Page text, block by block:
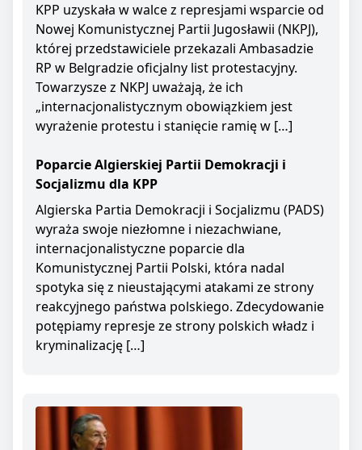
KPP uzyskała w walce z represjami wsparcie od
Nowej Komunistycznej Partii Jugosławii (NKPJ),
której przedstawiciele przekazali Ambasadzie
RP w Belgradzie oficjalny list protestacyjny.
Towarzysze z NKPJ uważają, że ich
„internacjonalistycznym obowiązkiem jest
wyrażenie protestu i stanięcie ramię w […]
Poparcie Algierskiej Partii Demokracji i
Socjalizmu dla KPP
Algierska Partia Demokracji i Socjalizmu (PADS)
wyraża swoje niezłomne i niezachwiane,
internacjonalistyczne poparcie dla
Komunistycznej Partii Polski, która nadal
spotyka się z nieustającymi atakami ze strony
reakcyjnego państwa polskiego. Zdecydowanie
potępiamy represje ze strony polskich władz i
kryminalizację […]